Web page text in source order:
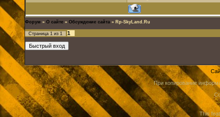
Форум » О сайте » Обсуждение сайта » Rp-SkyLand.Ru
Страница 1 из 1 1
При копирование
This